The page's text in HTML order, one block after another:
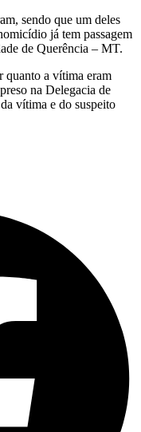
sendo que um deles
já tem passagem
de Querência – MT.
quanto a vítima eram
na Delegacia de
vítima e do suspeito